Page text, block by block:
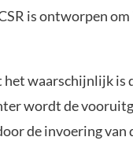
is ontworpen
het waarschijnlijk
wordt de
de invoering van